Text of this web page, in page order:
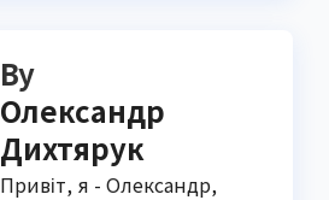
By
Олександр
Дихтярук
Привіт, я - Олександр,